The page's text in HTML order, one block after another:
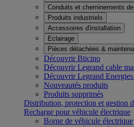
Conduits et cheminements
Produits industriels
Accessoires d'installation
Eclairage
Pièces détachées &
Découvrir Bticino
Découvrir Legrand cable
Découvrir Legrand
Nouveautés produits
Produits supprimés
Distribution, protection et gestion
Recharge pour véhicule électrique
Borne de véhicule électrique